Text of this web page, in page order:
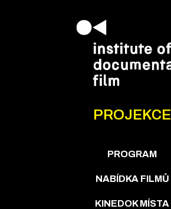
PROJEKCE
PROGRAM
NABÍDKA FILMŮ
KINEDOK MÍSTA